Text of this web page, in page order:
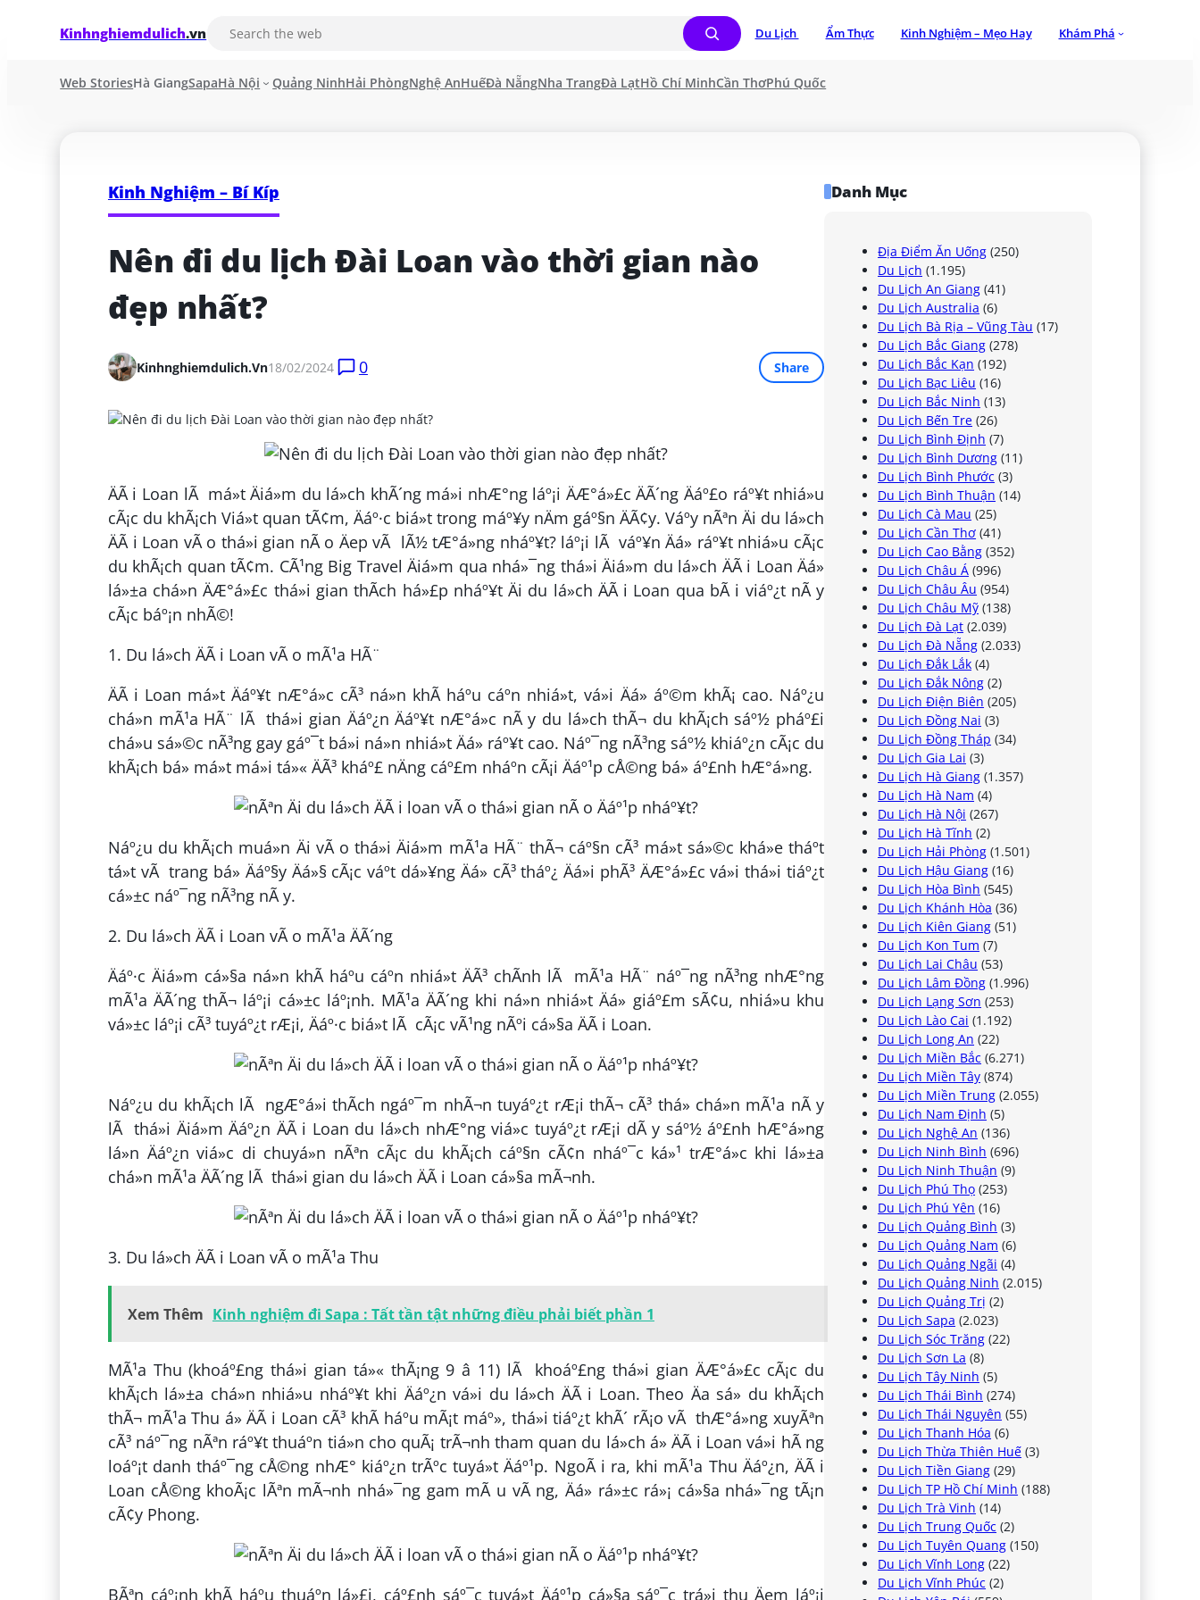
Kinhnghiemdulich.vn Du Lịch Ẩm Thực Kinh Nghiệm – Mẹo Hay Khám Phá
Web StoriesHà GiangSapaHà Nội Quảng NinhHải PhòngNghệ AnHuếĐà NẵngNha TrangĐà LạtHồ Chí MinhCần ThơPhú Quốc
Kinh Nghiệm – Bí Kíp
Nên đi du lịch Đài Loan vào thời gian nào
đẹp nhất?
Kinhnghiemdulich.vn18/02/2024 0 Share
ÄÃ i Loan lÃ má»t Äiá»m du lá»ch khÃ´ng má»i nhÆ°ng láº¡i ÄÆ°á»£c ÄÃ´ng Äáº£o ráº¥t nhiá»u
cÃ¡c du khÃ¡ch Viá»t quan tÃ¢m, Äáº·c biá»t trong máº¥y nÄm gáº§n ÄÃ¢y. Váº­y nÃªn Äi du lá»ch
ÄÃ i Loan vÃ o thá»i gian nÃ o Äep vÃ lÃ½ tÆ°á»ng nháº¥t? láº¡i lÃ váº¥n Äá» ráº¥t nhiá»u cÃ¡c
du khÃ¡ch quan tÃ¢m. CÃ¹ng Big Travel Äiá»m qua nhá»¯ng thá»i Äiá»m du lá»ch ÄÃ i Loan Äá»
lá»±a chá»n ÄÆ°á»£c thá»i gian thÃ­ch há»£p nháº¥t Äi du lá»ch ÄÃ i Loan qua bÃ i viáº¿t nÃ y
cÃ¡c báº¡n nhÃ©!
1. Du lá»ch ÄÃ i Loan vÃ o mÃ¹a HÃ¨
ÄÃ i Loan má»t Äáº¥t nÆ°á»c cÃ³ ná»n khÃ­ háº­u cáº­n nhiá»t, vá»i Äá» áº©m khÃ¡ cao. Náº¿u
chá»n mÃ¹a HÃ¨ lÃ thá»i gian Äáº¿n Äáº¥t nÆ°á»c nÃ y du lá»ch thÃ¬ du khÃ¡ch sáº½ pháº£i
chá»u sá»©c nÃ³ng gay gáº¯t bá»i ná»n nhiá»t Äá» ráº¥t cao. Náº¯ng nÃ³ng sáº½ khiáº¿n cÃ¡c du
khÃ¡ch bá» má»t má»i tá»« ÄÃ³ kháº£ nÄng cáº£m nháº­n cÃ¡i Äáº¹p cÅ©ng bá» áº£nh hÆ°á»ng.
Náº¿u du khÃ¡ch muá»n Äi vÃ o thá»i Äiá»m mÃ¹a HÃ¨ thÃ¬ cáº§n cÃ³ má»t sá»©c khá»e tháº­t
tá»t vÃ trang bá» Äáº§y Äá»§ cÃ¡c váº­t dá»¥ng Äá» cÃ³ tháº¿ Äá»i phÃ³ ÄÆ°á»£c vá»i thá»i tiáº¿t
cá»±c náº¯ng nÃ³ng nÃ y.
2. Du lá»ch ÄÃ i Loan vÃ o mÃ¹a ÄÃ´ng
Äáº·c Äiá»m cá»§a ná»n khÃ­ háº­u cáº­n nhiá»t ÄÃ³ chÃ­nh lÃ mÃ¹a HÃ¨ náº¯ng nÃ³ng nhÆ°ng
mÃ¹a ÄÃ´ng thÃ¬ láº¡i cá»±c láº¡nh. MÃ¹a ÄÃ´ng khi ná»n nhiá»t Äá» giáº£m sÃ¢u, nhiá»u khu
vá»±c láº¡i cÃ³ tuyáº¿t rÆ¡i, Äáº·c biá»t lÃ cÃ¡c vÃ¹ng nÃºi cá»§a ÄÃ i Loan.
Náº¿u du khÃ¡ch lÃ ngÆ°á»i thÃ­ch ngáº¯m nhÃ¬n tuyáº¿t rÆ¡i thÃ¬ cÃ³ thá» chá»n mÃ¹a nÃ y
lÃ thá»i Äiá»m Äáº¿n ÄÃ i Loan du lá»ch nhÆ°ng viá»c tuyáº¿t rÆ¡i dÃ y sáº½ áº£nh hÆ°á»ng
lá»n Äáº¿n viá»c di chuyá»n nÃªn cÃ¡c du khÃ¡ch cáº§n cÃ¢n nháº¯c ká»¹ trÆ°á»c khi lá»±a
chá»n mÃ¹a ÄÃ´ng lÃ thá»i gian du lá»ch ÄÃ i Loan cá»§a mÃ¬nh.
3. Du lá»ch ÄÃ i Loan vÃ o mÃ¹a Thu
Xem Thêm Kinh nghiệm đi Sapa : Tất tần tật những điều phải biết phần 1
MÃ¹a Thu (khoáº£ng thá»i gian tá»« thÃ¡ng 9 â 11) lÃ khoáº£ng thá»i gian ÄÆ°á»£c cÃ¡c du
khÃ¡ch lá»±a chá»n nhiá»u nháº¥t khi Äáº¿n vá»i du lá»ch ÄÃ i Loan. Theo Äa sá» du khÃ¡ch
thÃ¬ mÃ¹a Thu á» ÄÃ i Loan cÃ³ khÃ­ háº­u mÃ¡t máº», thá»i tiáº¿t khÃ´ rÃ¡o vÃ thÆ°á»ng xuyÃªn
cÃ³ náº¯ng nÃªn ráº¥t thuáº­n tiá»n cho quÃ¡ trÃ¬nh tham quan du lá»ch á» ÄÃ i Loan vá»i hÃ ng
loáº¡t danh tháº¯ng cÅ©ng nhÆ° kiáº¿n trÃºc tuyá»t Äáº¹p. NgoÃ i ra, khi mÃ¹a Thu Äáº¿n, ÄÃ i
Loan cÅ©ng khoÃ¡c lÃªn mÃ¬nh nhá»¯ng gam mÃ u vÃ ng, Äá» rá»±c rá»¡ cá»§a nhá»¯ng tÃ¡n
cÃ¢y Phong.
BÃªn cáº¡nh khÃ­ háº­u thuáº­n lá»£i, cáº£nh sáº¯c tuyá»t Äáº¹p cá»§a sáº¯c trá»i thu Äem láº¡i
Danh Mục
Địa Điểm Ăn Uống (250)
Du Lịch (1.195)
Du Lịch An Giang (41)
Du Lịch Australia (6)
Du Lịch Bà Rịa – Vũng Tàu (17)
Du Lịch Bắc Giang (278)
Du Lịch Bắc Kạn (192)
Du Lịch Bạc Liêu (16)
Du Lịch Bắc Ninh (13)
Du Lịch Bến Tre (26)
Du Lịch Bình Định (7)
Du Lịch Bình Dương (11)
Du Lịch Bình Phước (3)
Du Lịch Bình Thuận (14)
Du Lịch Cà Mau (25)
Du Lịch Cần Thơ (41)
Du Lịch Cao Bằng (352)
Du Lịch Châu Á (996)
Du Lịch Châu Âu (954)
Du Lịch Châu Mỹ (138)
Du Lịch Đà Lạt (2.039)
Du Lịch Đà Nẵng (2.033)
Du Lịch Đắk Lắk (4)
Du Lịch Đắk Nông (2)
Du Lịch Điện Biên (205)
Du Lịch Đồng Nai (3)
Du Lịch Đồng Tháp (34)
Du Lịch Gia Lai (3)
Du Lịch Hà Giang (1.357)
Du Lịch Hà Nam (4)
Du Lịch Hà Nội (267)
Du Lịch Hà Tĩnh (2)
Du Lịch Hải Phòng (1.501)
Du Lịch Hậu Giang (16)
Du Lịch Hòa Bình (545)
Du Lịch Khánh Hòa (36)
Du Lịch Kiên Giang (51)
Du Lịch Kon Tum (7)
Du Lịch Lai Châu (53)
Du Lịch Lâm Đồng (1.996)
Du Lịch Lạng Sơn (253)
Du Lịch Lào Cai (1.192)
Du Lịch Long An (22)
Du Lịch Miền Bắc (6.271)
Du Lịch Miền Tây (874)
Du Lịch Miền Trung (2.055)
Du Lịch Nam Định (5)
Du Lịch Nghệ An (136)
Du Lịch Ninh Bình (696)
Du Lịch Ninh Thuận (9)
Du Lịch Phú Thọ (253)
Du Lịch Phú Yên (16)
Du Lịch Quảng Bình (3)
Du Lịch Quảng Nam (6)
Du Lịch Quảng Ngãi (4)
Du Lịch Quảng Ninh (2.015)
Du Lịch Quảng Trị (2)
Du Lịch Sapa (2.023)
Du Lịch Sóc Trăng (22)
Du Lịch Sơn La (8)
Du Lịch Tây Ninh (5)
Du Lịch Thái Bình (274)
Du Lịch Thái Nguyên (55)
Du Lịch Thanh Hóa (6)
Du Lịch Thừa Thiên Huế (3)
Du Lịch Tiền Giang (29)
Du Lịch TP Hồ Chí Minh (188)
Du Lịch Trà Vinh (14)
Du Lịch Trung Quốc (2)
Du Lịch Tuyên Quang (150)
Du Lịch Vĩnh Long (22)
Du Lịch Vĩnh Phúc (2)